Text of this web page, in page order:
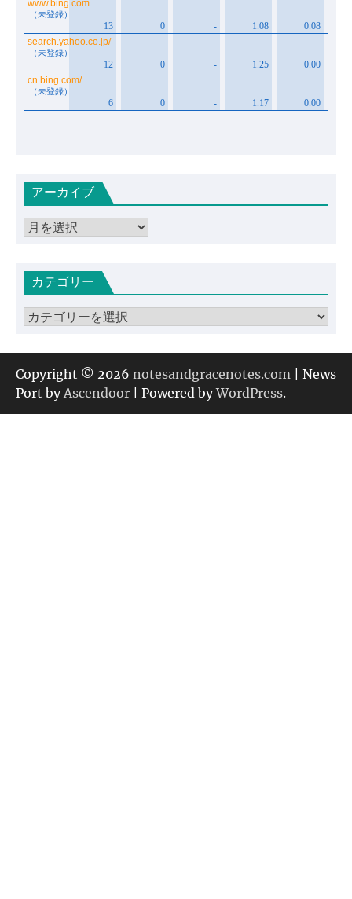
アーカイブ
ア
イカテゴリー
カ
ゴ
リ
ー
Copyright © 2026 notesandgracenotes.com | News
Port by Ascendoor | Powered byWordPress.